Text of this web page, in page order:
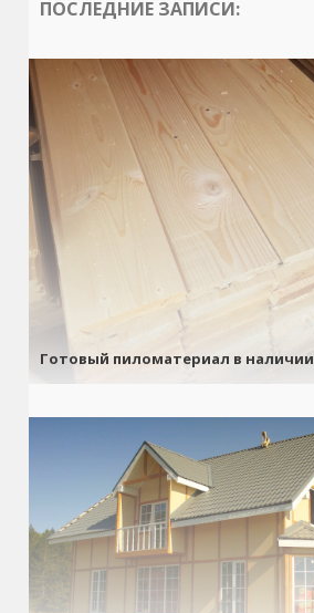
ПОСЛЕДНИЕ ЗАПИСИ:
Готовый пиломатериал в наличии